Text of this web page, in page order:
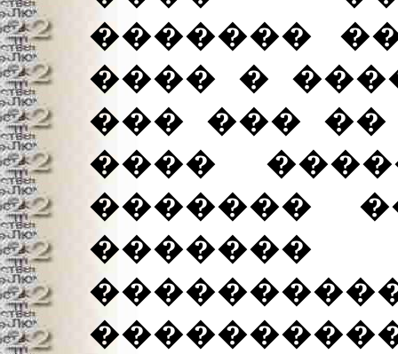
�������
���� �
��� ���
����
�������